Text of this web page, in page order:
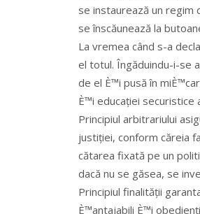
se instaurează un regim
se înscăunează la
La vremea când s-a
el totul. Îngăduindu-i-se
de el È™i pusă în
È™i educației securistice
Principiul arbitrariului
justiției, conform căreia
cătarea fixată pe un
dacă nu se găsea, se
Principiul finalității
È™antajabili È™i